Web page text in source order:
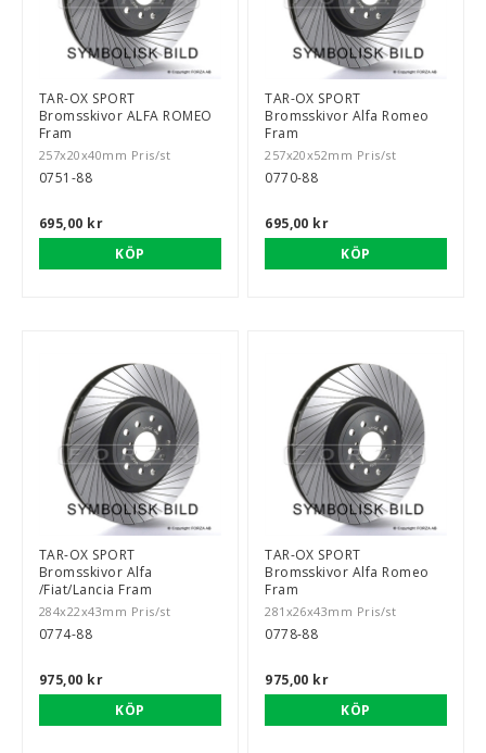
Rally-Racing-Klassiker
BUMPSTOPS, DAMASKER UNIVERSAL, DOMKRAFTS-
TAR-OX SPORT
Bromsskivor ALFA ROMEO
Fram
257x20x40mm Pris/st
0751-88
695,00 kr
KÖP
TAR-OX SPORT
Bromsskivor Alfa Romeo
Fram
257x20x52mm Pris/st
0770-88
695,00 kr
KÖP
TAR-OX SPORT
Bromsskivor Alfa
/Fiat/Lancia Fram
284x22x43mm Pris/st
0774-88
975,00 kr
KÖP
TAR-OX SPORT
Bromsskivor Alfa Romeo
Fram
281x26x43mm Pris/st
0778-88
975,00 kr
KÖP